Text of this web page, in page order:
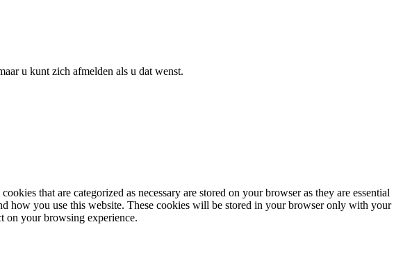
u kunt zich afmelden als u dat wenst.
that are categorized as necessary are stored on your browser as they are essential
how you use this website. These cookies will be stored in your browser only with your
on your browsing experience.